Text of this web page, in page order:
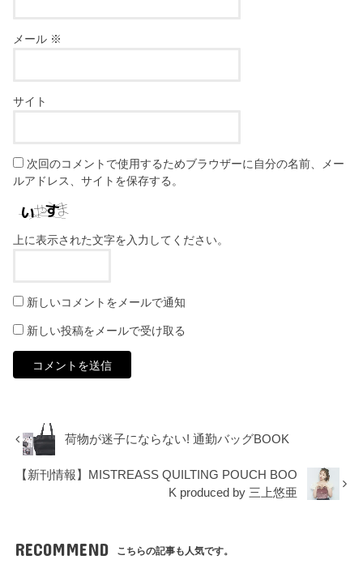
メール ※
サイト
次回のコメントで使用するためブラウザーに自分の名前、メー
ルアドレス、サイトを保存する。
上に表示された文字を入力してください。
新しいコメントをメールで通知
新しい投稿をメールで受け取る
荷物が迷子にならない! 通勤バッグBOOK
【新刊情報】MISTREASS QUILTING POUCH BOO
K produced by 三上悠亜
RECOMMEND こちらの記事も人気です。